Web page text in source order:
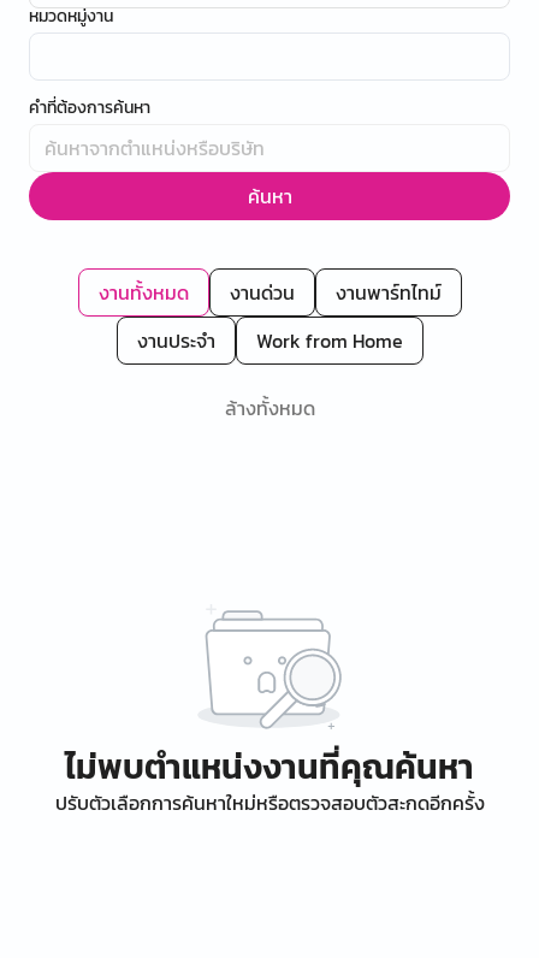
หมวดหมู่งาน
คำที่ต้องการค้นหา
ค้นหา
งานทั้งหมด งานด่วน
งานพาร์ทไทม์
งานประจำ
Work from Home
ล้างทั้งหมด
ไม่พบตำแหน่งงานที่คุณค้นหา
ปรับตัวเลือกการค้นหาใหม่หรือตรวจสอบตัวสะกดอีกครั้ง